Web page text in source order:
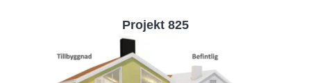
Projekt 825